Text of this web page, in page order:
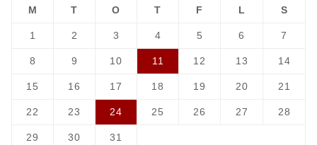
M T O T F L S
1 2 3 4 5 6 7
8 9 10 11 12 13 14
15 16 17 18 19 20 21
22 23 24 25 26 27 28
29 30
31